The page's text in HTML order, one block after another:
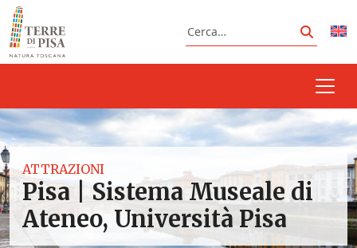
Vai al contenuto
Cerca
Cerca
ATTRAZIONI
Pisa | Sistema Museale di
Ateneo, Università Pisa